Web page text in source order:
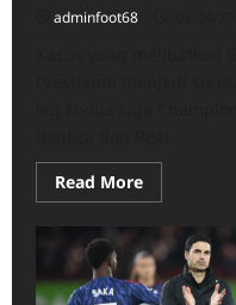
adminfoot68
Read MoreRead
more
Gianluca
Prestianni
Diskors
UEFA:
Kontroversi